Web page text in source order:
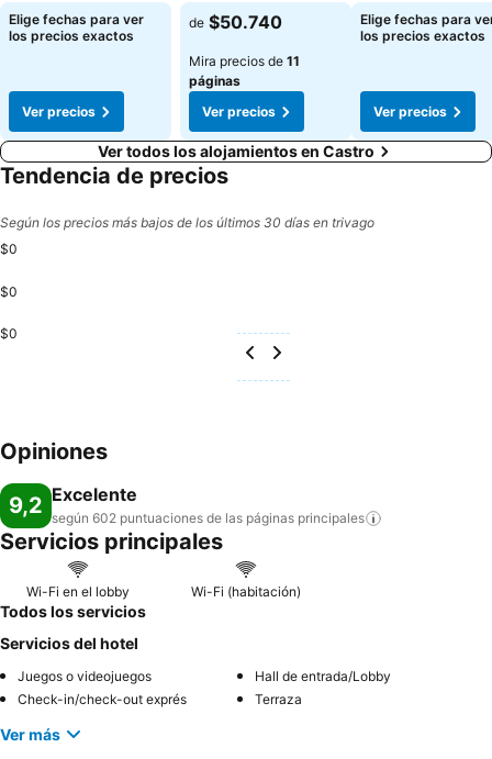
Elige fechas para ver
los precios exactos
Ver precios
de $50.740
Mira precios de 11
páginas
Ver precios
Elige fechas para
los precios exactos
Ver precios
Ver todos los alojamientos en Castro
Tendencia de precios
Según los precios más bajos de los últimos 30 días en trivago
$0
$0
$0
Opiniones
9,2 Excelente
según 602 puntuaciones de las páginas principales
Servicios principales
Wi-Fi en el lobby Wi-Fi (habitación)
Todos los servicios
Servicios del hotel
Juegos o videojuegos
Hall de entrada/Lobby
Check-in/check-out exprés
Terraza
Ver más